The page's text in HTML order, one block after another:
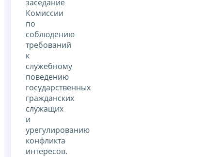
заседание
Комиссии
по
соблюдению
требований
к
служебному
поведению
государственных
гражданских
служащих
и
урегулированию
конфликта
интересов.